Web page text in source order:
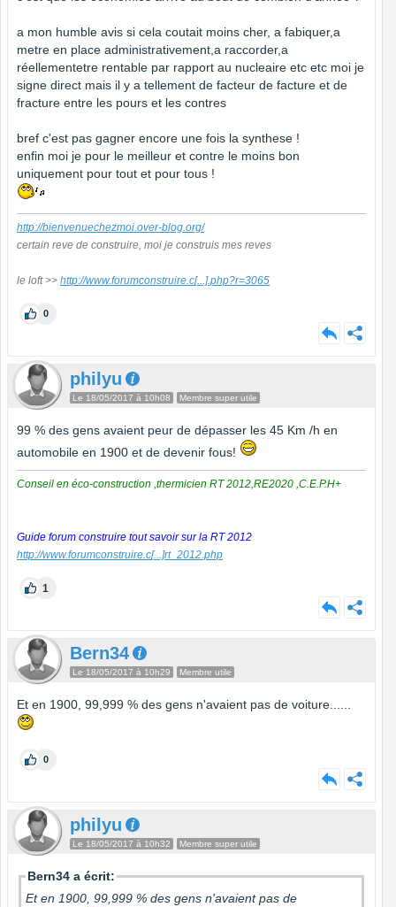
a mon humble avis si cela coutait moins cher, a fabiquer,a
metre en place administrativement,a raccorder,a
réellementetre rentable par rapport au nucleaire etc etc moi je
signe direct mais il y a tellement de facteur de facture et de
fracture entre les pours et les contres
bref c'est pas gagner encore une fois la synthese !
enfin moi je pour le meilleur et contre le moins bon
uniquement pour tout et pour tous !
http://bienvenuechezmoi.over-blog.org/
certain reve de construire, moi je construis mes reves
le loft >> http://www.forumconstruire.c[...].php?r=3065
0
philyu
Le 18/05/2017 à 10h08 Membre super utile
99 % des gens avaient peur de dépasser les 45 Km /h en
automobile en 1900 et de devenir fous!
Conseil en éco-construction ,thermicien RT 2012,RE2020 ,C.E.P.H+
Guide forum construire tout savoir sur la RT 2012
http://www.forumconstruire.c[...]rt_2012.php
1
Bern34
Le 18/05/2017 à 10h29 Membre utile
Et en 1900, 99,999 % des gens n'avaient pas de voiture......
0
philyu
Le 18/05/2017 à 10h32 Membre super utile
Bern34 a écrit:
Et en 1900, 99,999 % des gens n'avaient pas de